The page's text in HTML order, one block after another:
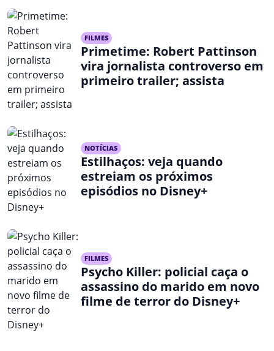
FILMES
Primetime: Robert Pattinson
vira jornalista controverso em
primeiro trailer; assista
NOTÍCIAS
Estilhaços: veja quando
estreiam os próximos
episódios no Disney+
FILMES
Psycho Killer: policial caça o
assassino do marido em novo
filme de terror do Disney+